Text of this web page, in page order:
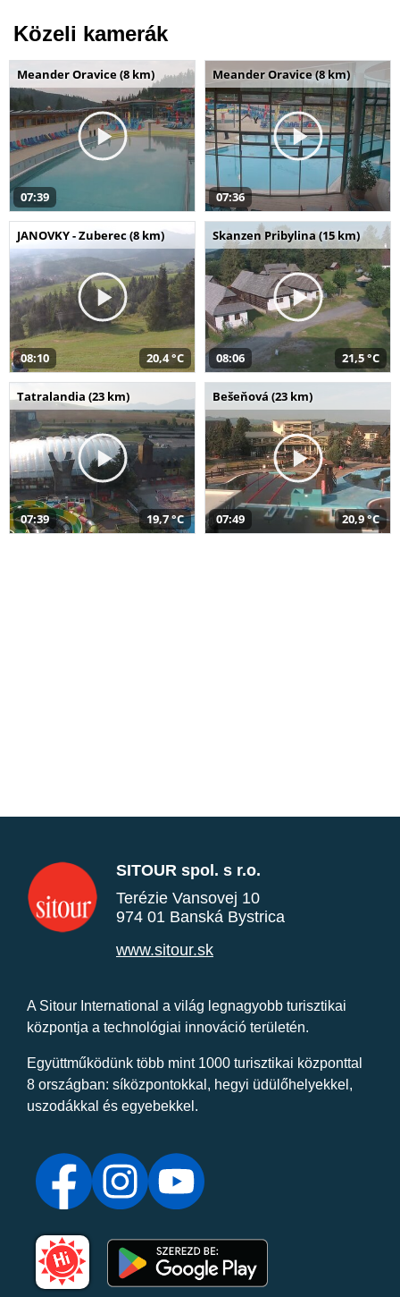
Közeli kamerák
Meander Oravice (8 km)
07:39
Meander Oravice (8 km)
07:36
JANOVKY - Zuberec (8 km)
08:10 20,4 °C
Skanzen Pribylina (15 km)
08:06 21,5 °C
Tatralandia (23 km)
07:39 19,7 °C
Bešeňová (23 km)
07:49 20,9 °C
SITOUR spol. s r.o.
Terézie Vansovej 10
974 01 Banská Bystrica
www.sitour.sk
A Sitour International a világ legnagyobb turisztikai
központja a technológiai innováció területén.
Együttműködünk több mint 1000 turisztikai központtal
8 országban: síközpontokkal, hegyi üdülőhelyekkel,
uszodákkal és egyebekkel.